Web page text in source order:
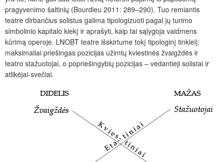
pragyvenimo šaltinių (Bourdieu 2011: 289–290). Tuo remiantis
teatre dirbančius solistus galima tipologizuoti pagal jų turimo
simbolinio kapitalo kiekį ir aprašyti, kaip tai sąlygoja vaidmens
kūrimą operoje. LNOBT teatre išskirtume tokį tipologinį tinklelį:
maksimaliai priešingas pozicijas užimtų kviestinės žvaigždės ir
teatro stažuotojai, o popriešingybių pozicijas – vedantieji solistai ir
atlikėjai-svečiai.